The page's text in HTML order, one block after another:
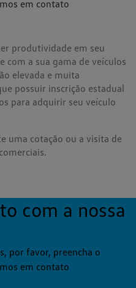
em contato
produtividade em seu
com a sua gama de veículos
elevada e muita
possuir inscrição estadual
para adquirir seu veículo
uma cotação ou a visita de
com a nossa
por favor, preencha o
em contato